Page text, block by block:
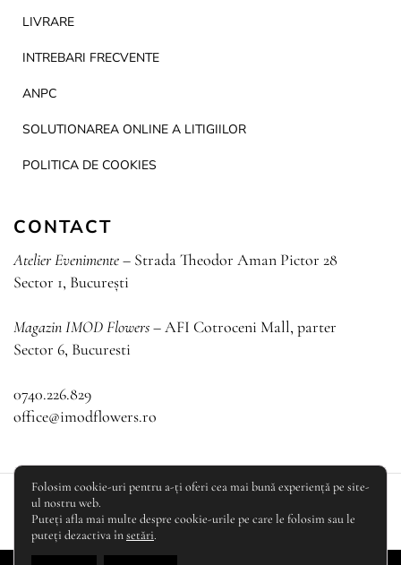
LIVRARE
INTREBARI FRECVENTE
ANPC
SOLUTIONAREA ONLINE A LITIGIILOR
POLITICA DE COOKIES
CONTACT
Atelier Evenimente– Strada Theodor Aman Pictor 28
Sector 1, București
Magazin IMOD Flowers– AFI Cotroceni Mall, parter
Sector 6, Bucuresti
0740.226.829
office@imodflowers.ro
© 2011 - 2026
made bytwisted design
Folosim cookie-uri pentru a-ți oferi cea mai bună experiență pe site-
ul nostru web.
Puteți afla mai multe despre cookie-urile pe care le folosim sau le
puteți dezactiva însetări.